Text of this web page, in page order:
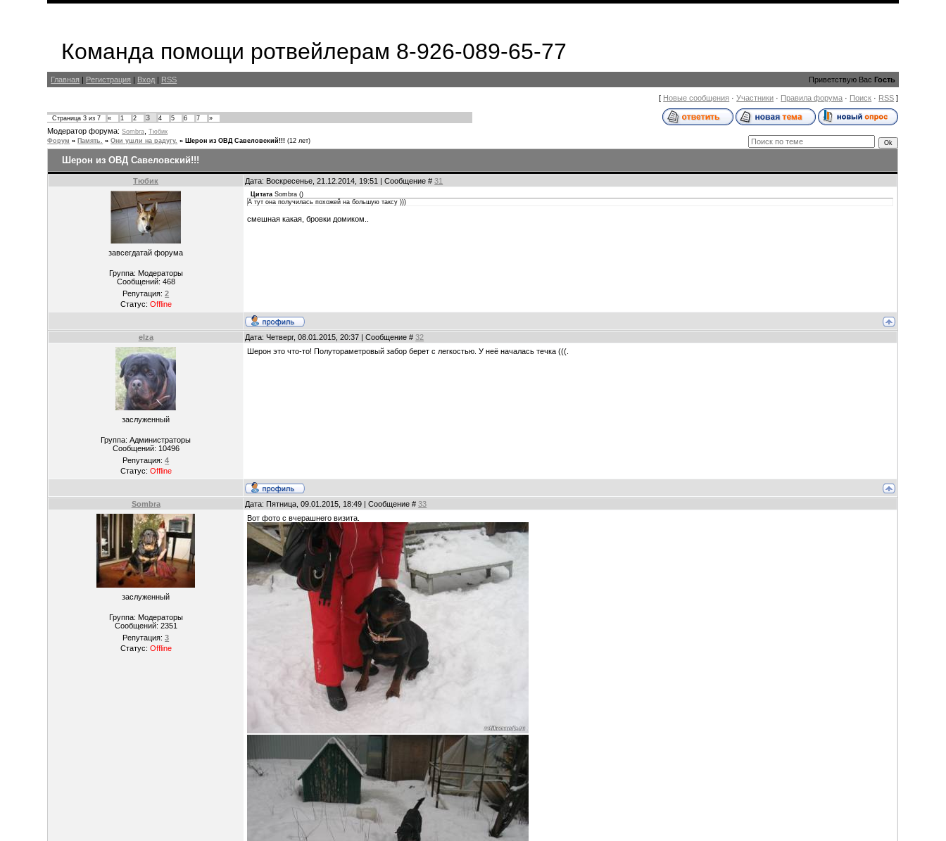
Команда помощи ротвейлерам 8-926-089-65-77
Главная | Регистрация | Вход | RSS Приветствую Вас Гость
[ Новые сообщения ·Участники · Правила форума · Поиск · RSS ]
Страница3 из7 « 1 2 3 4 5 6 7 »
Модератор форума:Sombra ,Тюбик
Форум » Память. » Они ушли на радугу. » Шерон из ОВД Савеловский!!! (12 лет)
Шерон из ОВД Савеловский!!!
Тюбик Дата: Воскресенье, 21.12.2014, 19:51 | Сообщение #31
завсегдатай форума
Группа: Модераторы
Сообщений: 468
Репутация:2
Статус: Offline
Цитата Sombra ()
А тут она получилась похожей на большую таксу )))
смешная какая, бровки домиком..
elza Дата: Четверг, 08.01.2015, 20:37 | Сообщение #32
заслуженный
Группа: Администраторы
Сообщений: 10496
Репутация:4
Статус: Offline
Шерон это что-то! Полутораметровый забор берет с легкостью. У неё началась течка (((.
Sombra Дата: Пятница, 09.01.2015, 18:49 | Сообщение #33
заслуженный
Группа: Модераторы
Сообщений: 2351
Репутация:3
Статус: Offline
Вот фото с вчерашнего визита.